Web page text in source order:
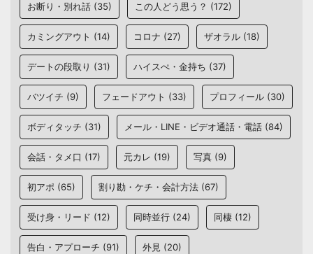
お断り・別れ話 (35) この人どう思う？ (172)
カミングアウト (14) コロナ (27) ザオラル (18)
デートの段取り (31) ハイスぺ・金持ち (37)
バツイチ (9) フェードアウト (33) プロフィール (30)
ボディタッチ (31) メール・LINE・ビデオ通話・電話 (84)
会話・タメ口 (17) 元カレ (19) 写真 (9)
初アポ (65) 割り勘・ケチ・会計方法 (67)
受け身・リード (12) 同時並行 (24) 同棲 (12)
告白・アプローチ (91) 外見 (20)